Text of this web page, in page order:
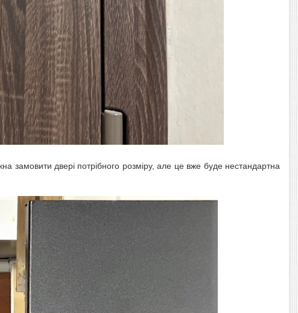
замовити двері потрібного розміру, але це вже буде нестандартна